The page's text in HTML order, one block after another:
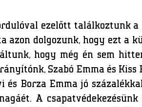
ezelőtt találkoztunk a
dolgozunk, hogy ezt a
hogy még én sem
Szabó Emma és Kiss
Borza Emma jó
A